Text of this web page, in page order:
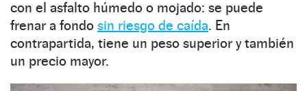
con el asfalto húmedo o mojado: se puede
frenar a fondo sin riesgo de caída. En
contrapartida, tiene un peso superior y también
un precio mayor.